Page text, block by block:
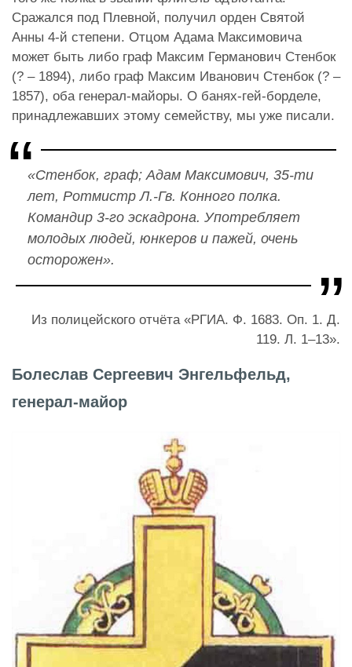
Сражался под Плевной, получил орден Святой
Анны 4-й степени. Отцом Адама Максимовича
может быть либо граф Максим Германович Стенбок
(? – 1894), либо граф Максим Иванович Стенбок (? –
1857), оба генерал-майоры. О банях-гей-борделе,
принадлежавших этому семейству, мы уже писали.
«Стенбок, граф; Адам Максимович, 35-ти
лет, Ротмистр Л.-Гв. Конного полка.
Командир 3-го эскадрона. Употребляет
молодых людей, юнкеров и пажей, очень
осторожен».
Из полицейского отчёта «РГИА. Ф. 1683. Оп. 1. Д.
119. Л. 1–13».
Болеслав Сергеевич Энгельфельд,
генерал-майор